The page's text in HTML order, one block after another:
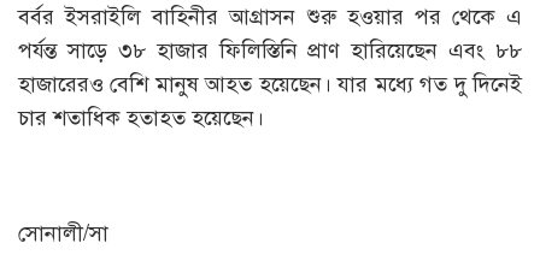
বর্বর ইসরাইলি বাহিনীর আগ্রাসন শুরু হওয়ার পর থেকে এ
পর্যন্ত সাড়ে ৩৮ হাজার ফিলিস্তিনি প্রাণ হারিয়েছেন এবং ৮৮
হাজারেরও বেশি মানুষ আহত হয়েছেন। যার মধ্যে গত দু দিনেই
চার শতাধিক হতাহত হয়েছেন।
সোনালী/সা